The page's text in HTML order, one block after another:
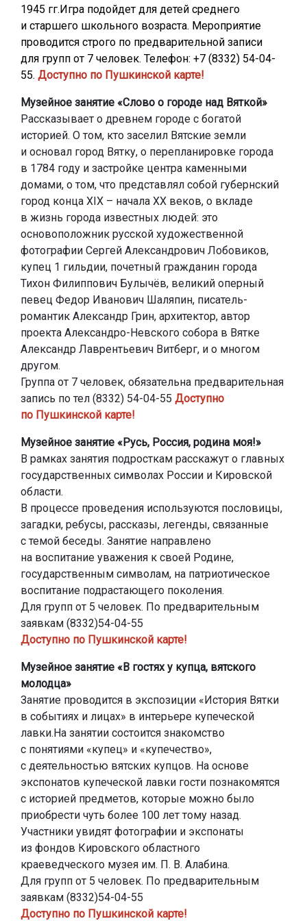
1945 гг.Игра подойдет для детей среднего
и старшего школьного возраста. Мероприятие
проводится строго по предварительной записи
для групп от 7 человек. Телефон: +7 (8332) 54-04-
55. Доступно по Пушкинской карте!
Музейное занятие «Слово о городе над Вяткой»
Рассказывает о древнем городе с богатой
историей. О том, кто заселил Вятские земли
и основал город Вятку, о перепланировке города
в 1784 году и застройке центра каменными
домами, о том, что представлял собой губернский
город конца ХIХ – начала ХХ веков, о вкладе
в жизнь города известных людей: это
основоположник русской художественной
фотографии Сергей Александрович Лобовиков,
купец 1 гильдии, почетный гражданин города
Тихон Филиппович Булычёв, великий оперный
певец Федор Иванович Шаляпин, писатель-
романтик Александр Грин, архитектор, автор
проекта Александро-Невского собора в Вятке
Александр Лаврентьевич Витберг, и о многом
другом.
Группа от 7 человек, обязательна предварительная
запись по тел (8332) 54-04-55 Доступно
по Пушкинской карте!
Музейное занятие «Русь, Россия, родина моя!»
В рамках занятия подросткам расскажут о главных
государственных символах России и Кировской
области.
В процессе проведения используются пословицы,
загадки, ребусы, рассказы, легенды, связанные
с темой беседы. Занятие направлено
на воспитание уважения к своей Родине,
государственным символам, на патриотическое
воспитание подрастающего поколения.
Для групп от 5 человек. По предварительным
заявкам (8332)54-04-55
Доступно по Пушкинской карте!
Музейное занятие «В гостях у купца, вятского
молодца»
Занятие проводится в экспозиции «История Вятки
в событиях и лицах» в интерьере купеческой
лавки.На занятии состоится знакомство
с понятиями «купец» и «купечество»,
с деятельностью вятских купцов. На основе
экспонатов купеческой лавки гости познакомятся
с историей предметов, которые можно было
приобрести чуть более 100 лет тому назад.
Участники увидят фотографии и экспонаты
из фондов Кировского областного
краеведческого музея им. П. В. Алабина.
Для групп от 5 человек. По предварительным
заявкам (8332)54-04-55
Доступно по Пушкинской карте!